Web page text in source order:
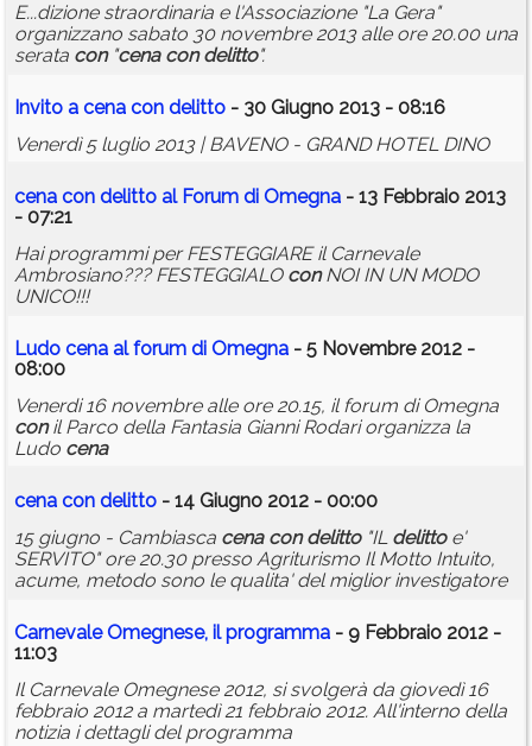
E...dizione straordinaria e l'Associazione "La Gera"
organizzano sabato 30 novembre 2013 alle ore 20.00 una
serata con"cena con delitto".
Invito a cena con delitto - 30 Giugno 2013 - 08:16
Venerdì 5 luglio 2013 | BAVENO - GRAND HOTEL DINO
cena con delitto al Forum di Omegna - 13 Febbraio 2013
- 07:21
Hai programmi per FESTEGGIARE il Carnevale
Ambrosiano??? FESTEGGIALO conNOI IN UN MODO
UNICO!!!
Ludo cena al forum di Omegna - 5 Novembre 2012 -
08:00
Venerdi 16 novembre alle ore 20.15, il forum di Omegna
conil Parco della Fantasia Gianni Rodari organizza la
Ludo cena
cena con delitto - 14 Giugno 2012 - 00:00
15 giugno - Cambiasca cena con delitto"IL delittoe'
SERVITO" ore 20.30 presso Agriturismo Il Motto Intuito,
acume, metodo sono le qualita' del miglior investigatore
Carnevale Omegnese, il programma - 9 Febbraio 2012 -
11:03
Il Carnevale Omegnese 2012, si svolgerà da giovedì 16
febbraio 2012 a martedì 21 febbraio 2012. All'interno della
notizia i dettagli del programma